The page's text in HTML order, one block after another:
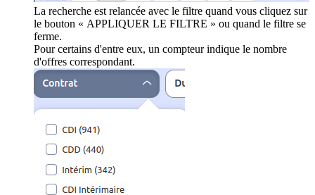
La recherche est relancée avec le filtre quand vous cliquez sur
le bouton « APPLIQUER LE FILTRE » ou quand le filtre se
ferme.
Pour certains d'entre eux, un compteur indique le nombre
d'offres correspondant.